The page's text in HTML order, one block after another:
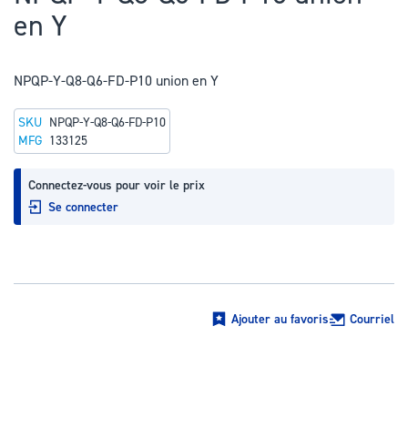
début
la
d’images
en Y
NPQP-Y-Q8-Q6-FD-P10 union en Y
Connectez-vous pour voir le prix
Se connecter
SKU NPQP-Y-Q8-Q6-FD-P10
MFG 133125
Ajouter au favoris Courriel